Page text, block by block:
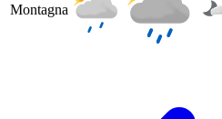
Montagna